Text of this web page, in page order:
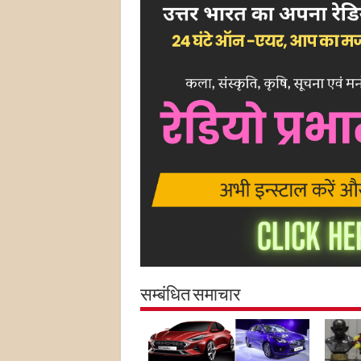
सम्बंधित समाचार